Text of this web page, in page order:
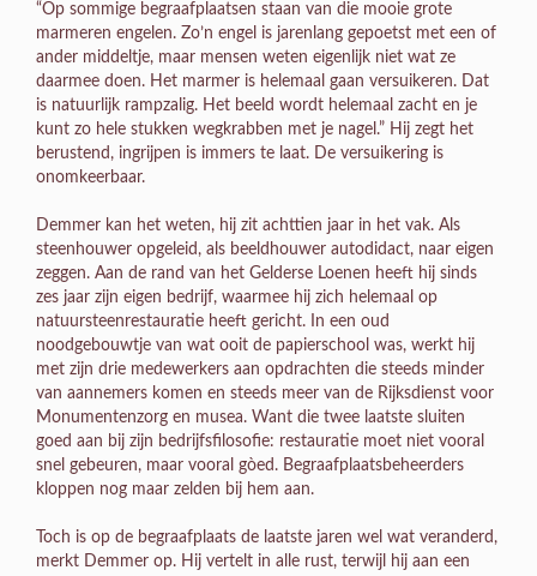
“Op sommige begraafplaatsen staan van die mooie grote
marmeren engelen. Zo’n engel is jarenlang gepoetst met een of
ander middeltje, maar mensen weten eigenlijk niet wat ze
daarmee doen. Het marmer is helemaal gaan versuikeren. Dat
is natuurlijk rampzalig. Het beeld wordt helemaal zacht en je
kunt zo hele stukken wegkrabben met je nagel.” Hij zegt het
berustend, ingrijpen is immers te laat. De versuikering is
onomkeerbaar.
Demmer kan het weten, hij zit achttien jaar in het vak. Als
steenhouwer opgeleid, als beeldhouwer autodidact, naar eigen
zeggen. Aan de rand van het Gelderse Loenen heeft hij sinds
zes jaar zijn eigen bedrijf, waarmee hij zich helemaal op
natuursteenrestauratie heeft gericht. In een oud
noodgebouwtje van wat ooit de papierschool was, werkt hij
met zijn drie medewerkers aan opdrachten die steeds minder
van aannemers komen en steeds meer van de Rijksdienst voor
Monumentenzorg en musea. Want die twee laatste sluiten
goed aan bij zijn bedrijfsfilosofie: restauratie moet niet vooral
snel gebeuren, maar vooral gòed. Begraafplaatsbeheerders
kloppen nog maar zelden bij hem aan.
Toch is op de begraafplaats de laatste jaren wel wat veranderd,
merkt Demmer op. Hij vertelt in alle rust, terwijl hij aan een